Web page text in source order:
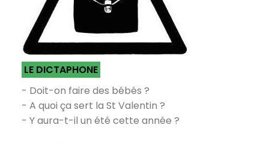
LE DICTAPHONE
- Doit-on faire des bébés ?
- A quoi ça sert la St Valentin ?
- Y aura-t-il un été cette année ?